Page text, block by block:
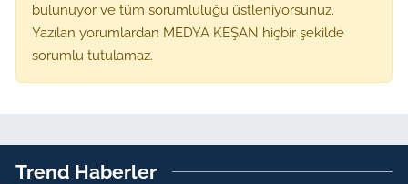
bulunuyor ve tüm sorumluluğu üstleniyorsunuz.
Yazılan yorumlardan MEDYA KEŞAN hiçbir şekilde
sorumlu tutulamaz.
Trend Haberler